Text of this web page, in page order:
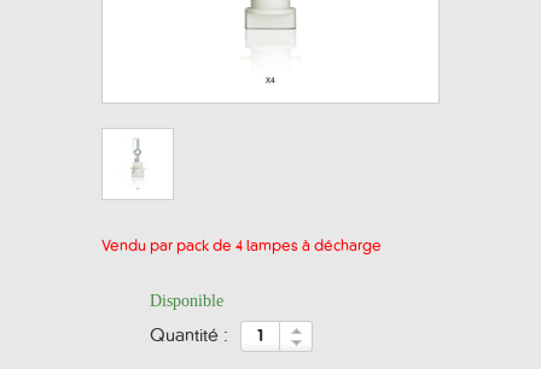
Vendu par pack de 4 lampes à décharge
Disponible
quantité :